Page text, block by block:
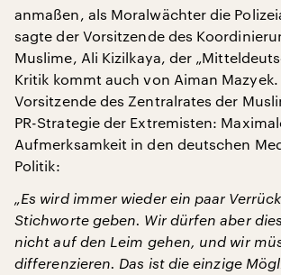
anmaßen, als Moralwächter die
sagte der Vorsitzende des
Muslime, Ali Kizilkaya, der
Kritik kommt auch von Aiman Mazyek.
Vorsitzende des Zentralrates der
PR-Strategie der Extremisten:
Aufmerksamkeit in den deutschen
Politik:
„Es wird immer wieder ein paar
Stichworte geben. Wir dürfen aber
nicht auf den Leim gehen, und wir
differenzieren. Das ist die einzige